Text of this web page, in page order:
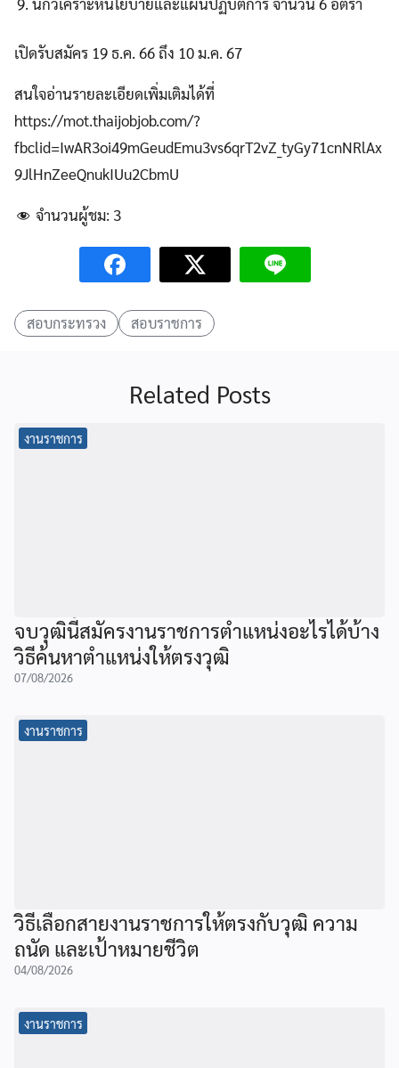
เปิดรับสมัคร 19 ธ.ค. 66 ถึง 10 ม.ค. 67
สนใจอ่านรายละเอียดเพิ่มเติมได้ที่
https://mot.thaijobjob.com/?
fbclid=IwAR3oi49mGeudEmu3vs6qrT2vZ_tyGy71cnNRlAx
9JlHnZeeQnukIUu2CbmU
จำนวนผู้ชม: 3
สอบกระทรวง สอบราชการ
Related Posts
งานราชการ
จบวุฒินี้สมัครงานราชการตำแหน่งอะไรได้บ้าง
วิธีค้นหาตำแหน่งให้ตรงวุฒิ
07/08/2026
งานราชการ
วิธีเลือกสายงานราชการให้ตรงกับวุฒิ ความ
ถนัด และเป้าหมายชีวิต
04/08/2026
งานราชการ